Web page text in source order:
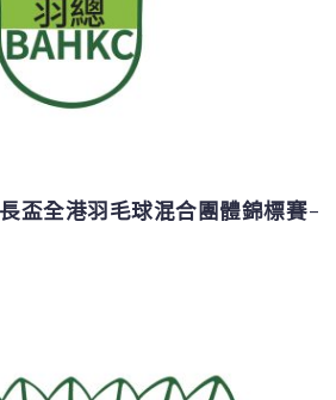
盃全港羽毛球混合團體錦標賽-